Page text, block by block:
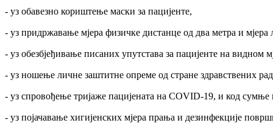
- уз обавезно кориштење маски за пацијенте,
- уз придржавање мјера физичке дистанце од два метра и мјера
- уз обезбјеђивање писаних упутстава за пацијенте на
- уз ношење личне заштитне опреме од стране здравствених
- уз спровођење тријаже пацијената на COVID-19, и код
- уз појачавање хигијенских мјера прања и дезинфекције